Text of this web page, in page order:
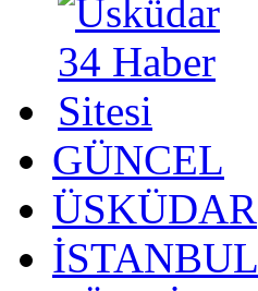
GÜNCEL
ÜSKÜDAR
İSTANBUL